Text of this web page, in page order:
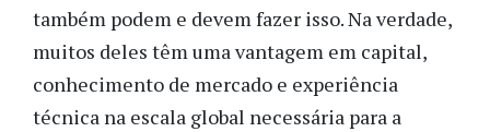
também podem e devem fazer isso. Na verdade,
muitos deles têm uma vantagem em capital,
conhecimento de mercado e experiência
técnica na escala global necessária para a